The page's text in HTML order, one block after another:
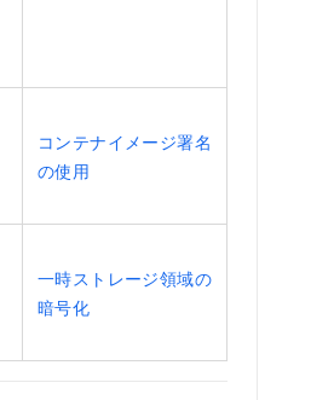
コンテナイメージ署名
の使用
一時ストレージ領域の
暗号化